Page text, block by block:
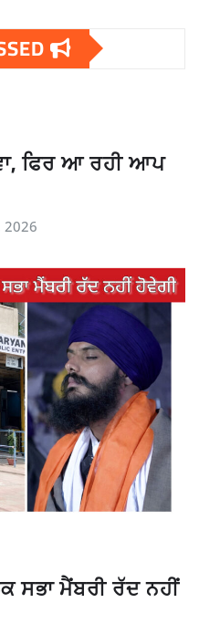
ਫਿਰ ਆ ਰਹੀ ਆਪ
2026
ਸਭਾ ਮੈਂਬਰੀ ਰੱਦ ਨਹੀਂ